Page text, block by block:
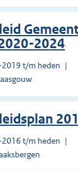
2024
t/m heden
t/m heden